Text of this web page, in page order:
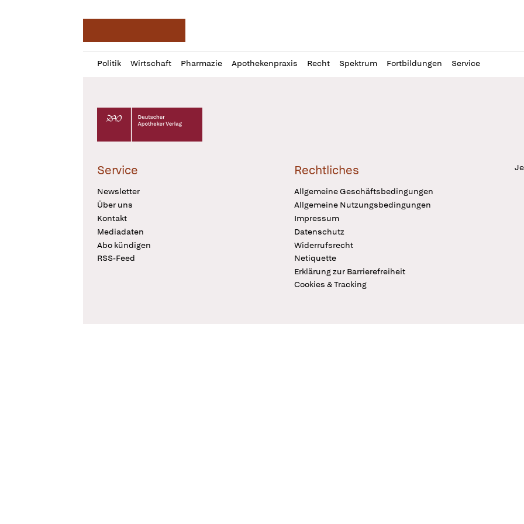
Politik Wirtschaft Pharmazie Apothekenpraxis Recht Spektrum Fortbildungen Service
Profil
öffnen
Daz
Pur
Deutscher Apotheker Verlag Logo
Service
Newsletter
Über uns
Kontakt
Mediadaten
Abo kündigen
RSS-Feed
Rechtliches
Allgemeine Geschäftsbedingungen
Allgemeine Nutzungsbedingungen
Impressum
Datenschutz
Widerrufsrecht
Netiquette
Erklärung zur Barrierefreiheit
Cookies & Tracking